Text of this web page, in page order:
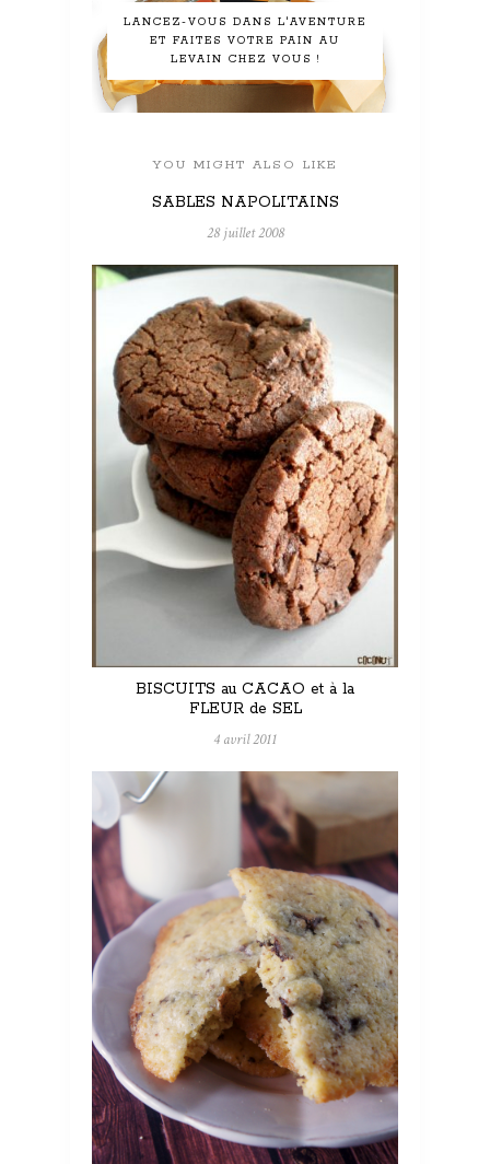
LANCEZ-VOUS DANS L'AVENTURE
ET FAITES VOTRE PAIN AU
LEVAIN CHEZ VOUS !
YOU MIGHT ALSO LIKE
SABLES NAPOLITAINS
28 juillet 2008
BISCUITS au CACAO et à la
FLEUR de SEL
4 avril 2011